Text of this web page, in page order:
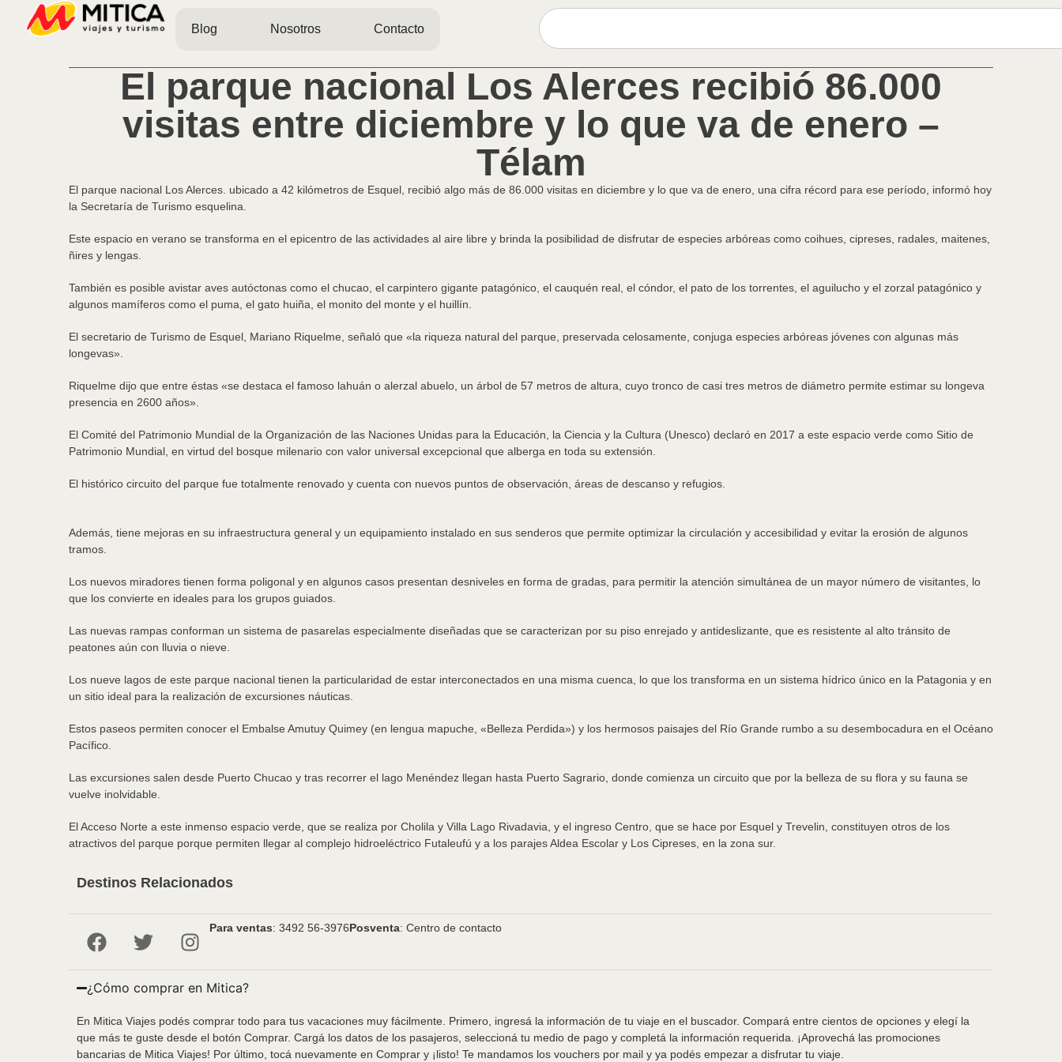
Blog Nosotros Contacto
El parque nacional Los Alerces recibió 86.000
visitas entre diciembre y lo que va de enero –
Télam
El parque nacional Los Alerces. ubicado a 42 kilómetros de Esquel, recibió algo más de 86.000 visitas en diciembre y lo que va de enero, una cifra récord para ese período, informó hoy
la Secretaría de Turismo esquelina.
Este espacio en verano se transforma en el epicentro de las actividades al aire libre y brinda la posibilidad de disfrutar de especies arbóreas como coihues, cipreses, radales, maitenes,
ñires y lengas.
También es posible avistar aves autóctonas como el chucao, el carpintero gigante patagónico, el cauquén real, el cóndor, el pato de los torrentes, el aguilucho y el zorzal patagónico y
algunos mamíferos como el puma, el gato huiña, el monito del monte y el huillín.
El secretario de Turismo de Esquel, Mariano Riquelme, señaló que «la riqueza natural del parque, preservada celosamente, conjuga especies arbóreas jóvenes con algunas más
longevas».
Riquelme dijo que entre éstas «se destaca el famoso lahuán o alerzal abuelo, un árbol de 57 metros de altura, cuyo tronco de casi tres metros de diámetro permite estimar su longeva
presencia en 2600 años».
El Comité del Patrimonio Mundial de la Organización de las Naciones Unidas para la Educación, la Ciencia y la Cultura (Unesco) declaró en 2017 a este espacio verde como Sitio de
Patrimonio Mundial, en virtud del bosque milenario con valor universal excepcional que alberga en toda su extensión.
El histórico circuito del parque fue totalmente renovado y cuenta con nuevos puntos de observación, áreas de descanso y refugios.
Además, tiene mejoras en su infraestructura general y un equipamiento instalado en sus senderos que permite optimizar la circulación y accesibilidad y evitar la erosión de algunos
tramos.
Los nuevos miradores tienen forma poligonal y en algunos casos presentan desniveles en forma de gradas, para permitir la atención simultánea de un mayor número de visitantes, lo
que los convierte en ideales para los grupos guiados.
Las nuevas rampas conforman un sistema de pasarelas especialmente diseñadas que se caracterizan por su piso enrejado y antideslizante, que es resistente al alto tránsito de
peatones aún con lluvia o nieve.
Los nueve lagos de este parque nacional tienen la particularidad de estar interconectados en una misma cuenca, lo que los transforma en un sistema hídrico único en la Patagonia y en
un sitio ideal para la realización de excursiones náuticas.
Estos paseos permiten conocer el Embalse Amutuy Quimey (en lengua mapuche, «Belleza Perdida») y los hermosos paisajes del Río Grande rumbo a su desembocadura en el Océano
Pacífico.
Las excursiones salen desde Puerto Chucao y tras recorrer el lago Menéndez llegan hasta Puerto Sagrario, donde comienza un circuito que por la belleza de su flora y su fauna se
vuelve inolvidable.
El Acceso Norte a este inmenso espacio verde, que se realiza por Cholila y Villa Lago Rivadavia, y el ingreso Centro, que se hace por Esquel y Trevelin, constituyen otros de los
atractivos del parque porque permiten llegar al complejo hidroeléctrico Futaleufú y a los parajes Aldea Escolar y Los Cipreses, en la zona sur.
Destinos Relacionados
Para ventas: 3492 56-3976Posventa: Centro de contacto
¿Cómo comprar en Mitica?
En Mitica Viajes podés comprar todo para tus vacaciones muy fácilmente. Primero, ingresá la información de tu viaje en el buscador. Compará entre cientos de opciones y elegí la
que más te guste desde el botón Comprar. Cargá los datos de los pasajeros, seleccioná tu medio de pago y completá la información requerida. ¡Aprovechá las promociones
bancarias de Mitica Viajes! Por último, tocá nuevamente en Comprar y ¡listo! Te mandamos los vouchers por mail y ya podés empezar a disfrutar tu viaje.